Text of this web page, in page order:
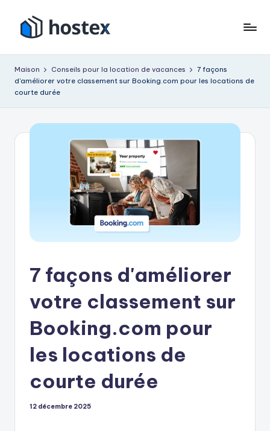
Accéder
contenu
o
s
t
e
location
de
pilotage
automatique
Maison Conseils pour la location de vacances
7 façons
d'améliorer votre classement sur Booking.com pour les locations de
courte durée
7 façons d'améliorer
votre classement sur
Booking.com pour
les locations de
courte durée
12 décembre 2025